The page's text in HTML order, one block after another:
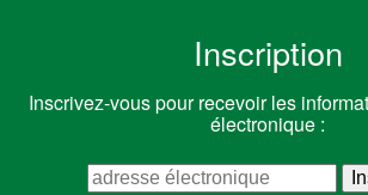
Inscription
Inscrivez-vous pour recevoir les
électronique :